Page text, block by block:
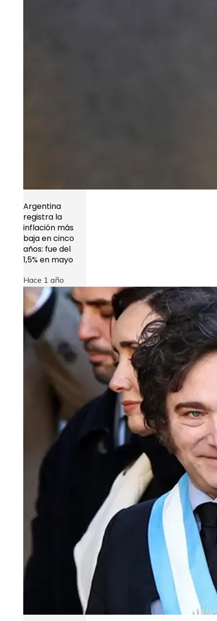
Argentina
registra la
inflación más
baja en cinco
años: fue del
1,5% en mayo
Hace 1 año